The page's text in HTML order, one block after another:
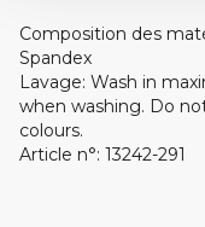
Composition des
Spandex
Lavage: Wash in
when washing. Do
colours.
Article n°: 13242-291